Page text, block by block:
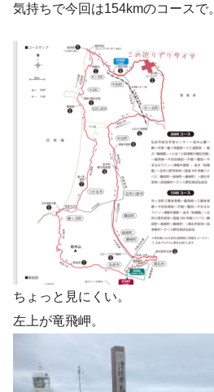
気持ちで今回は154kmのコースで。
ちょっと見にくい。
左上が竜飛岬。